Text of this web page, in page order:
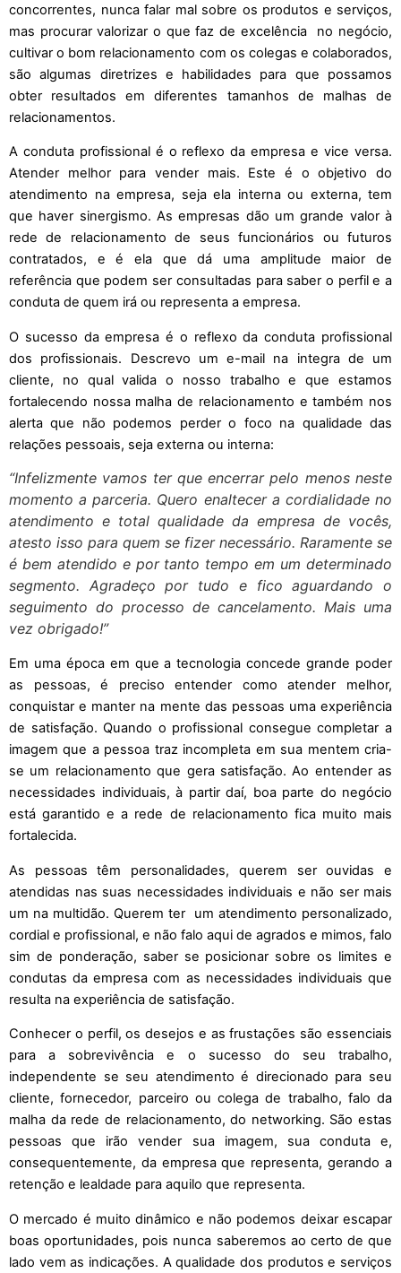
concorrentes, nunca falar mal sobre os produtos e serviços,
mas procurar valorizar o que faz de excelência no negócio,
cultivar o bom relacionamento com os colegas e colaborados,
são algumas diretrizes e habilidades para que possamos
obter resultados em diferentes tamanhos de malhas de
relacionamentos.
A conduta profissional é o reflexo da empresa e vice versa.
Atender melhor para vender mais. Este é o objetivo do
atendimento na empresa, seja ela interna ou externa, tem
que haver sinergismo. As empresas dão um grande valor à
rede de relacionamento de seus funcionários ou futuros
contratados, e é ela que dá uma amplitude maior de
referência que podem ser consultadas para saber o perfil e a
conduta de quem irá ou representa a empresa.
O sucesso da empresa é o reflexo da conduta profissional
dos profissionais. Descrevo um e-mail na integra de um
cliente, no qual valida o nosso trabalho e que estamos
fortalecendo nossa malha de relacionamento e também nos
alerta que não podemos perder o foco na qualidade das
relações pessoais, seja externa ou interna:
“Infelizmente vamos ter que encerrar pelo menos neste
momento a parceria. Quero enaltecer a cordialidade no
atendimento e total qualidade da empresa de vocês,
atesto isso para quem se fizer necessário. Raramente se
é bem atendido e por tanto tempo em um determinado
segmento. Agradeço por tudo e fico aguardando o
seguimento do processo de cancelamento. Mais uma
vez obrigado!”
Em uma época em que a tecnologia concede grande poder
as pessoas, é preciso entender como atender melhor,
conquistar e manter na mente das pessoas uma experiência
de satisfação. Quando o profissional consegue completar a
imagem que a pessoa traz incompleta em sua mentem cria-
se um relacionamento que gera satisfação. Ao entender as
necessidades individuais, à partir daí, boa parte do negócio
está garantido e a rede de relacionamento fica muito mais
fortalecida.
As pessoas têm personalidades, querem ser ouvidas e
atendidas nas suas necessidades individuais e não ser mais
um na multidão. Querem ter um atendimento personalizado,
cordial e profissional, e não falo aqui de agrados e mimos, falo
sim de ponderação, saber se posicionar sobre os limites e
condutas da empresa com as necessidades individuais que
resulta na experiência de satisfação.
Conhecer o perfil, os desejos e as frustações são essenciais
para a sobrevivência e o sucesso do seu trabalho,
independente se seu atendimento é direcionado para seu
cliente, fornecedor, parceiro ou colega de trabalho, falo da
malha da rede de relacionamento, do networking. São estas
pessoas que irão vender sua imagem, sua conduta e,
consequentemente, da empresa que representa, gerando a
retenção e lealdade para aquilo que representa.
O mercado é muito dinâmico e não podemos deixar escapar
boas oportunidades, pois nunca saberemos ao certo de que
lado vem as indicações. A qualidade dos produtos e serviços